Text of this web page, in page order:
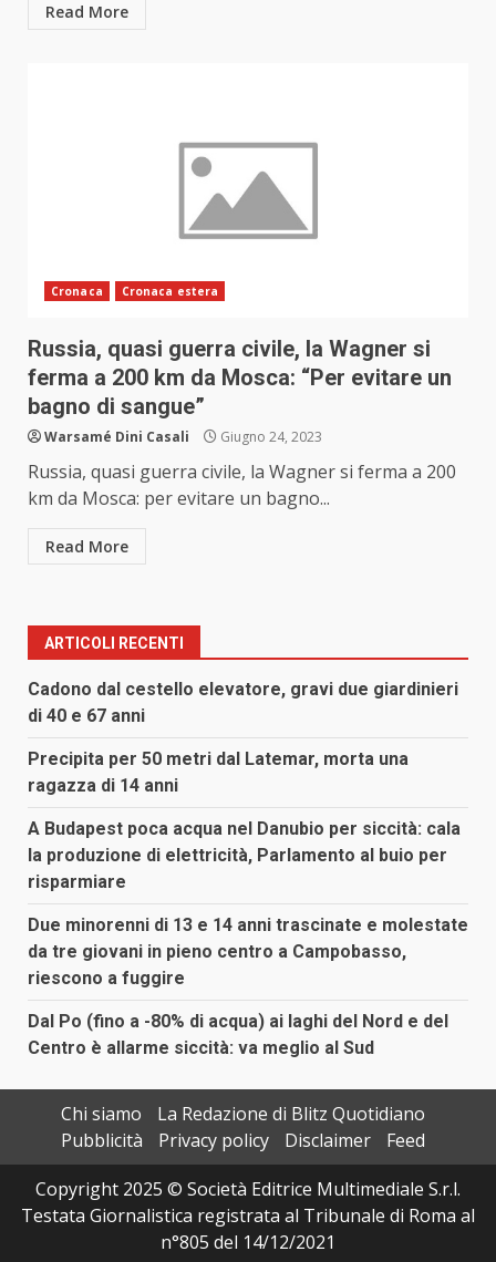
Read More
Cronaca Cronaca estera
Russia, quasi guerra civile, la Wagner si
ferma a 200 km da Mosca: “Per evitare un
bagno di sangue”
Warsamé Dini Casali Giugno 24, 2023
Russia, quasi guerra civile, la Wagner si ferma a 200
km da Mosca: per evitare un bagno...
Read More
ARTICOLI RECENTI
Cadono dal cestello elevatore, gravi due giardinieri
di 40 e 67 anni
Precipita per 50 metri dal Latemar, morta una
ragazza di 14 anni
A Budapest poca acqua nel Danubio per siccità: cala
la produzione di elettricità, Parlamento al buio per
risparmiare
Due minorenni di 13 e 14 anni trascinate e molestate
da tre giovani in pieno centro a Campobasso,
riescono a fuggire
Dal Po (fino a -80% di acqua) ai laghi del Nord e del
Centro è allarme siccità: va meglio al Sud
Chi siamo
La Redazione di Blitz Quotidiano
Pubblicità
Privacy policy Disclaimer
Feed
Copyright 2025 © Società Editrice Multimediale S.r.l.
Testata Giornalistica registrata al Tribunale di Roma al
n°805 del 14/12/2021